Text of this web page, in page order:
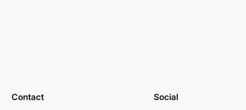
Contact Social